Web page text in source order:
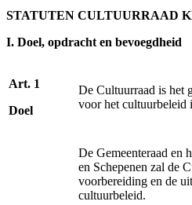
STATUTEN CULTUURRAAD
I. Doel, opdracht en bevoegdheid
Art. 1
Doel
De Cultuurraad is het
voor het cultuurbeleid
De Gemeenteraad en
en Schepenen zal de
voorbereiding en de
cultuurbeleid.